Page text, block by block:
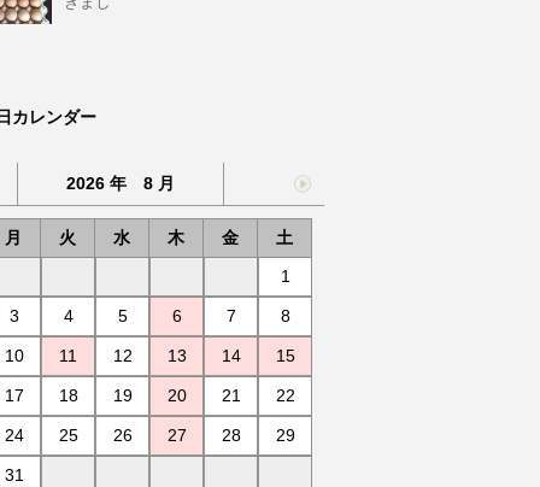
カレンダー
2026 年 8 月
月 火 水 木 金
土
1
3 4 5 6 7 8
10 11 12 13 14 15
17 18 19 20 21 22
24 25 26 27 28 29
31